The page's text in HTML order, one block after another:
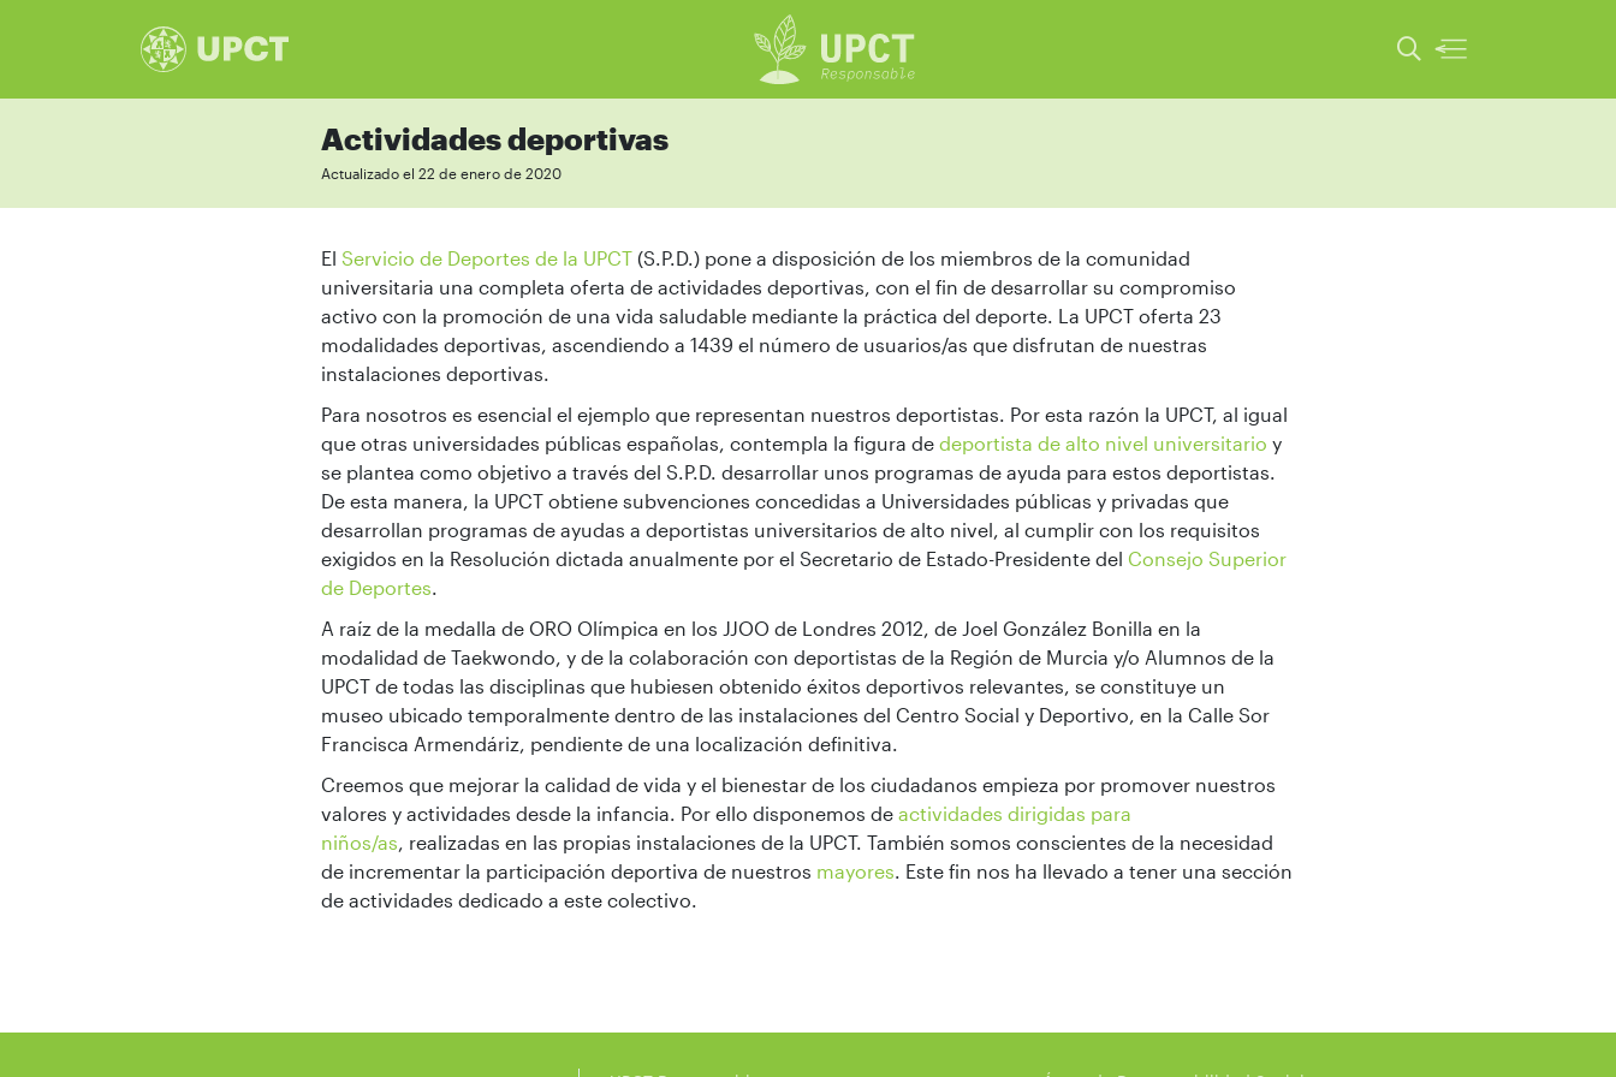
Actividades deportivas
Actualizado el 22 de enero de 2020
El Servicio de Deportes de la UPCT (S.P.D.) pone a disposición de los miembros de la comunidad
universitaria una completa oferta de actividades deportivas, con el fin de desarrollar su compromiso
activo con la promoción de una vida saludable mediante la práctica del deporte. La UPCT oferta 23
modalidades deportivas, ascendiendo a 1439 el número de usuarios/as que disfrutan de nuestras
instalaciones deportivas.
Para nosotros es esencial el ejemplo que representan nuestros deportistas. Por esta razón la UPCT, al igual
que otras universidades públicas españolas, contempla la figura de deportista de alto nivel universitario y
se plantea como objetivo a través del S.P.D. desarrollar unos programas de ayuda para estos deportistas.
De esta manera, la UPCT obtiene subvenciones concedidas a Universidades públicas y privadas que
desarrollan programas de ayudas a deportistas universitarios de alto nivel, al cumplir con los requisitos
exigidos en la Resolución dictada anualmente por el Secretario de Estado-Presidente del Consejo Superior
de Deportes.
A raíz de la medalla de ORO Olímpica en los JJOO de Londres 2012, de Joel González Bonilla en la
modalidad de Taekwondo, y de la colaboración con deportistas de la Región de Murcia y/o Alumnos de la
UPCT de todas las disciplinas que hubiesen obtenido éxitos deportivos relevantes, se constituye un
museo ubicado temporalmente dentro de las instalaciones del Centro Social y Deportivo, en la Calle Sor
Francisca Armendáriz, pendiente de una localización definitiva.
Creemos que mejorar la calidad de vida y el bienestar de los ciudadanos empieza por promover nuestros
valores y actividades desde la infancia. Por ello disponemos de actividades dirigidas para
niños/as, realizadas en las propias instalaciones de la UPCT. También somos conscientes de la necesidad
de incrementar la participación deportiva de nuestros mayores. Este fin nos ha llevado a tener una sección
de actividades dedicado a este colectivo.